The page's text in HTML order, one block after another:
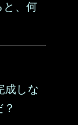
と、何
成しな